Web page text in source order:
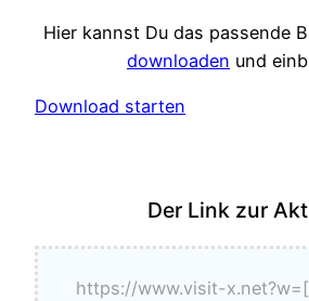
Hier kannst Du das passende
downloaden und
Download starten
Der Link zur
https://www.visit-